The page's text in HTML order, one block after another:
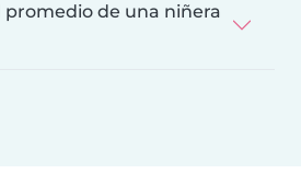
promedio de una niñera